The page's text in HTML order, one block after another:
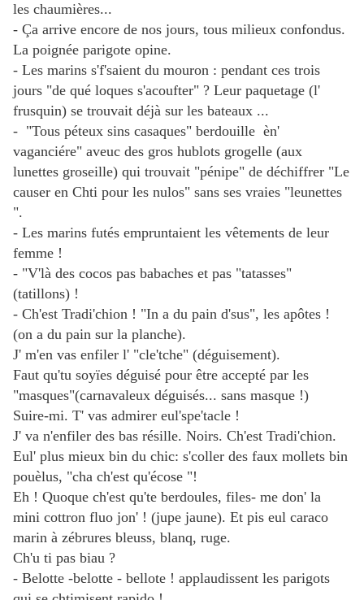
les chaumières...
- Ça arrive encore de nos jours, tous milieux confondus.
La poignée parigote opine.
- Les marins s'f'saient du mouron : pendant ces trois
jours "de qué loques s'acoufter" ? Leur paquetage (l'
frusquin) se trouvait déjà sur les bateaux ...
- "Tous péteux sins casaques" berdouille èn'
vaganciére" aveuc des gros hublots grogelle (aux
lunettes groseille) qui trouvait "pénipe" de déchiffrer "Le
causer en Chti pour les nulos" sans ses vraies "leunettes
".
- Les marins futés empruntaient les vêtements de leur
femme !
- "V'là des cocos pas babaches et pas "tatasses"
(tatillons) !
- Ch'est Tradi'chion ! "In a du pain d'sus", les apôtes !
(on a du pain sur la planche).
J' m'en vas enfiler l' "cle'tche" (déguisement).
Faut qu'tu soyïes déguisé pour être accepté par les
"masques"(carnavaleux déguisés... sans masque !)
Suire-mi. T' vas admirer eul'spe'tacle !
J' va n'enfiler des bas résille. Noirs. Ch'est Tradi'chion.
Eul' plus mieux bin du chic: s'coller des faux mollets bin
pouèlus, "cha ch'est qu'écose "!
Eh ! Quoque ch'est qu'te berdoules, files- me don' la
mini cottron fluo jon' ! (jupe jaune). Et pis eul caraco
marin à zébrures bleuss, blanq, ruge.
Ch'u ti pas biau ?
- Belotte -belotte - bellote ! applaudissent les parigots